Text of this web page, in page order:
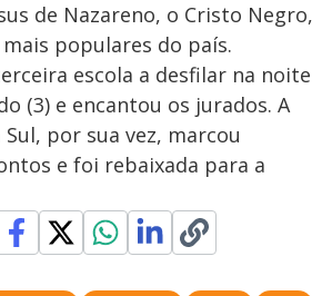
de Nazareno, o Cristo Negro,
populares do país.
escola a desfilar na noite
(3) e encantou os jurados. A
por sua vez, marcou
e foi rebaixada para a